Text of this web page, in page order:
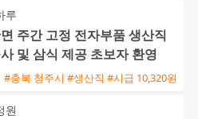
루
주간 고정 전자부품 생산직
및 삼식 제공 초보자 환영
#충북 청주시 #생산직 #시급 10,320원
원